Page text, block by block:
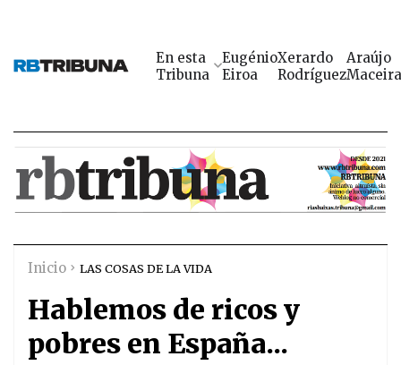
En esta
Tribuna
Eugénio
Eiroa
Xerardo
Rodríguez
Araújo
Maceira
Inicio LAS COSAS DE LA VIDA
Hablemos de ricos y
pobres en España...